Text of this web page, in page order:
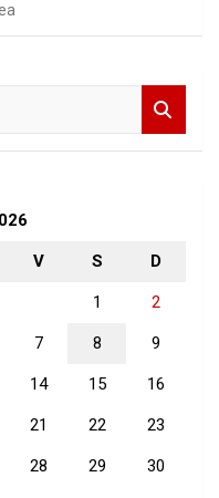
V S D
1 2
7 8 9
14 15 16
21 22 23
28 29 30